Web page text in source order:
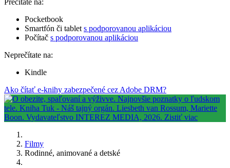
Prečítate na:
Pocketbook
Smartfón či tablet s podporovanou aplikáciou
Počítač s podporovanou aplikáciou
Neprečítate na:
Kindle
Ako čítať e-knihy zabezpečené cez Adobe DRM?
Filmy
Rodinné, animované a detské